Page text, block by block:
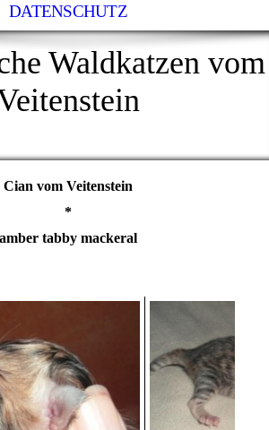
DATENSCHUTZ
Waldkatzen vom
Cian vom Veitenstein
*
amber tabby mackeral